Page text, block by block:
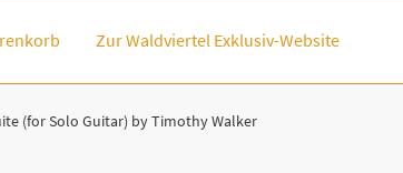
Zur Waldviertel Exklusiv-Website
(for Solo Guitar) by Timothy Walker